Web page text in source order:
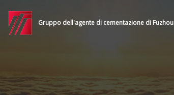
Gruppo dell'agente di cementazione di Fuzhou